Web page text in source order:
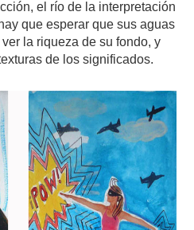
el río de la interpretación
que esperar que sus aguas
la riqueza de su fondo, y
de los significados.